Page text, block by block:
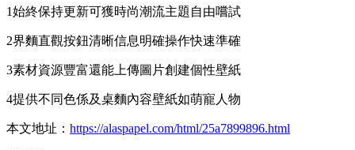
1始終保持更新可獲時尚潮流主題自由嚐試
2界麵直觀按鈕清晰信息明確操作快速準確
3素材資源豐富還能上傳圖片創建個性壁紙
4提供不同色係及桌麵內容壁紙如萌寵人物
本文地址： https://alaspapel.com/html/25a7899896.html